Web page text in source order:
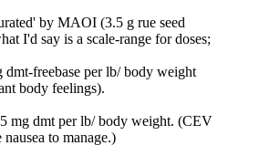
by MAOI (3.5 g rue seed
I'd say is a scale-range for doses;
dmt-freebase per lb/ body weight
body feelings).
mg dmt per lb/ body weight. (CEV
to manage.)